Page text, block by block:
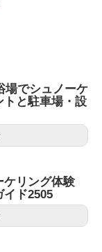
場でシュノーケ
トと駐車場・設
ケリング体験
イド2505